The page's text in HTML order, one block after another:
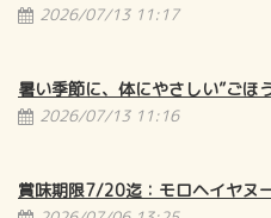
2026/07/13 11:17
暑い季節に、体にやさしい”ごほ
2026/07/13 11:16
賞味期限7/20迄：モロヘイヤヌ